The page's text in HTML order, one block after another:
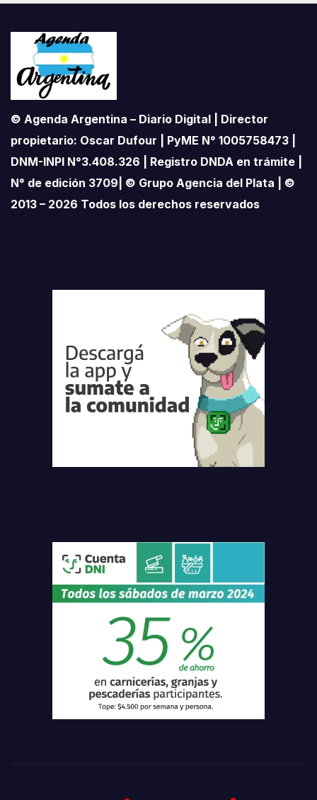
© Agenda Argentina – Diario Digital | Director
propietario: Oscar Dufour | PyME N° 1005758473 |
DNM-INPI N°3.408.326 | Registro DNDA en trámite |
N° de edición 3709| © Grupo Agencia del Plata | ©
2013 – 2026 Todos los derechos reservados